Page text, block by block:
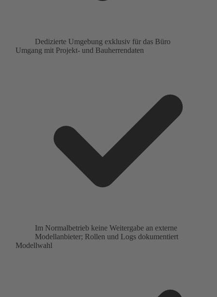
Dedizierte Umgebung exklusiv für das Büro
Umgang mit Projekt- und Bauherrendaten
Im Normalbetrieb keine Weitergabe an externe
Modellanbieter; Rollen und Logs dokumentiert
Modellwahl